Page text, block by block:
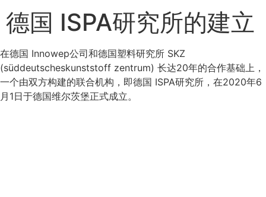
德国 ISPA研究所的建立
在德国 Innowep公司和德国塑料研究所 SKZ
(süddeutscheskunststoff zentrum) 长达20年的合作基础上，
一个由双方构建的联合机构，即德国 ISPA研究所，在2020年6
月1日于德国维尔茨堡正式成立。